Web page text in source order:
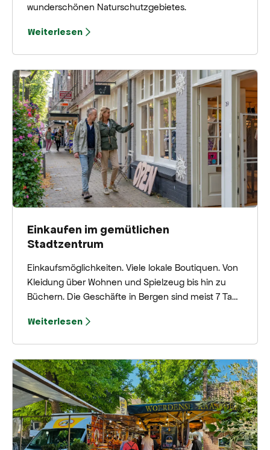
wunderschönen Naturschutzgebietes.
Weiterlesen
Einkaufen im gemütlichen
Stadtzentrum
Einkaufsmöglichkeiten. Viele lokale Boutiquen. Von
Kleidung über Wohnen und Spielzeug bis hin zu
Büchern. Die Geschäfte in Bergen sind meist 7 Tage
Weiterlesen